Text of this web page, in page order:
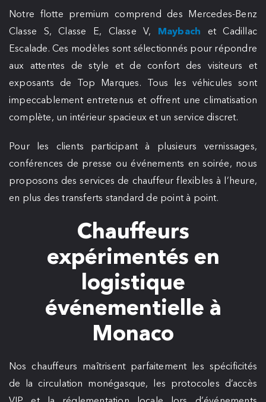
Notre flotte premium comprend des Mercedes-Benz
Classe S, Classe E, Classe V, Maybach et Cadillac
Escalade. Ces modèles sont sélectionnés pour répondre
aux attentes de style et de confort des visiteurs et
exposants de Top Marques. Tous les véhicules sont
impeccablement entretenus et offrent une climatisation
complète, un intérieur spacieux et un service discret.
Pour les clients participant à plusieurs vernissages,
conférences de presse ou événements en soirée, nous
proposons des services de chauffeur flexibles à l’heure,
en plus des transferts standard de point à point.
Chauffeurs
expérimentés en
logistique
événementielle à
Monaco
Nos chauffeurs maîtrisent parfaitement les spécificités
de la circulation monégasque, les protocoles d’accès